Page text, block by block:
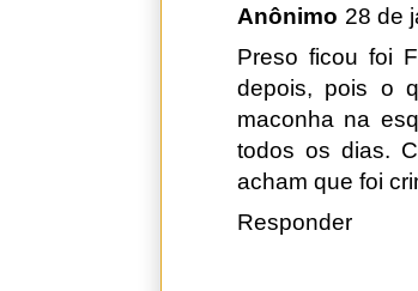
Anônimo 28 de
Preso ficou foi
depois, pois o
maconha na
todos os dias.
acham que foi
Responder